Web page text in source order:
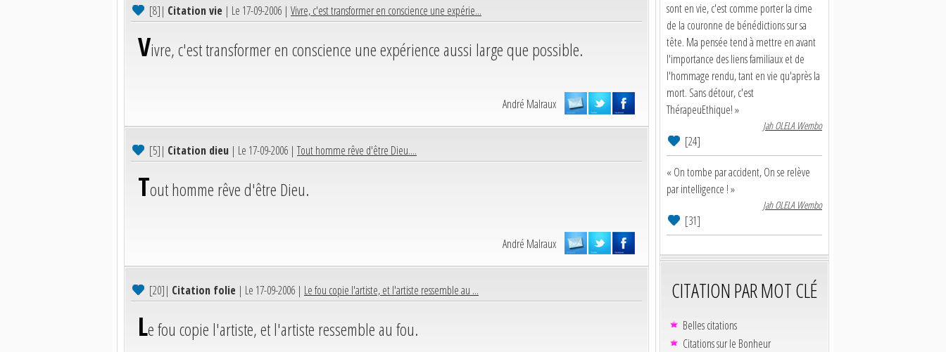
[8]| Citation vie | Le 17-09-2006 | Vivre, c'est transformer en conscience une expérie...
Vivre, c'est transformer en conscience une expérience aussi large que possible.
André Malraux
[5]| Citation dieu | Le 17-09-2006 |Tout homme rêve d'être Dieu....
Tout homme rêve d'être Dieu.
André Malraux
[20]| Citation folie | Le 17-09-2006 | Le fou copie l'artiste, et l'artiste ressemble au ...
Le fou copie l'artiste, et l'artiste ressemble au fou.
sont en vie, c'est comme porter la cime
de la couronne de bénédictions sur sa
tête. Ma pensée tend à mettre en avant
l'importance des liens familiaux et de
l'hommage rendu, tant en vie qu'après la
mort. Sans détour, c'est
ThérapeuEthique! »
Jah OLELA Wembo
[24]
« On tombe par accident, On se relève
par intelligence ! »
Jah OLELA Wembo
[31]
CITATION PAR MOT CLÉ
Belles citations
Citations sur le Bonheur